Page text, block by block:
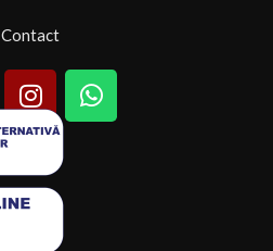
Contact